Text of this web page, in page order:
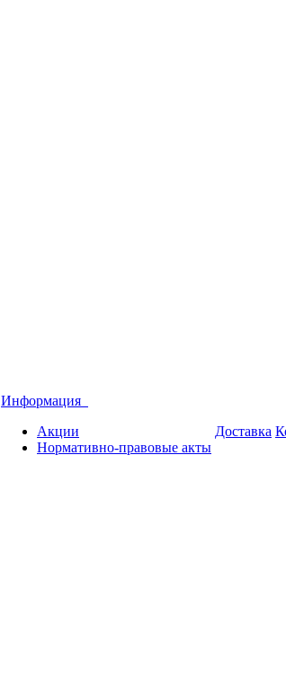
Информация
Акции
Нормативно-правовые акты
Доставка